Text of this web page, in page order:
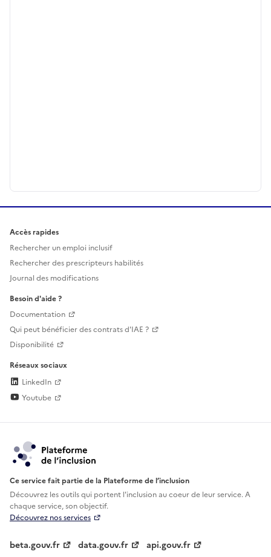
Accès rapides
Rechercher un emploi inclusif
Rechercher des prescripteurs habilités
Journal des modifications
Besoin d'aide ?
Documentation
Qui peut bénéficier des contrats d'IAE ?
Disponibilité
Réseaux sociaux
LinkedIn
Youtube
Ce service fait partie de la Plateforme de l’inclusion
Découvrez les outils qui portent l'inclusion aucoeur de leur service. A
chaque service, son objectif.
Découvrez nos services
beta.gouv.fr data.gouv.fr api.gouv.fr